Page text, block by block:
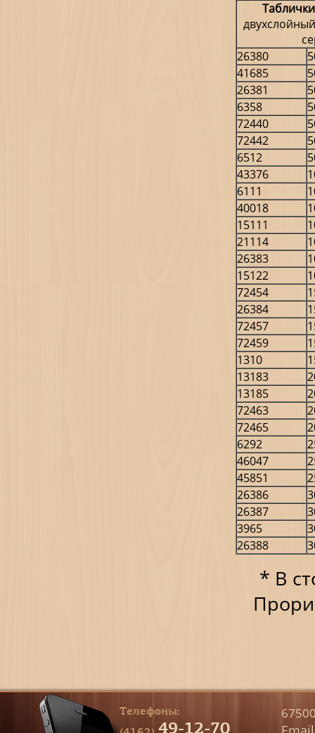
26380
41685
26381
6358
72440
72442
6512
43376
6111
40018
15111
21114
26383
15122
72454
26384
72457
72459
1310
13183
13185
72463
72465
6292
46047
45851
26386
26387
3965
26388
* В
Телефоны:
49-12-70